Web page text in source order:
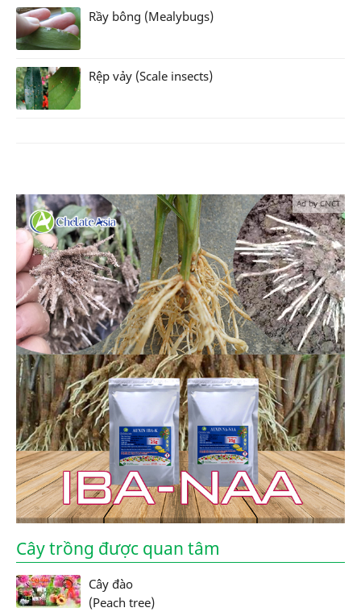
Rầy bông (Mealybugs)
Rệp vảy (Scale insects)
Ad by CNCT
Cây trồng được quan tâm
Cây đào
(Peach tree)